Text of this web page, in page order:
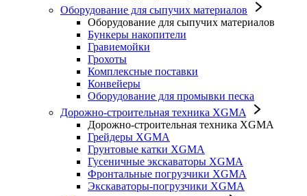
Оборудование для сыпучих материалов
Оборудование для сыпучих материалов
Бункеры накопители
Гравиемойки
Грохоты
Комплексные поставки
Конвейеры
Оборудование для промывки песка
Дорожно-строительная техника XGMA
Дорожно-строительная техника XGMA
Грейдеры XGMA
Грунтовые катки XGMA
Гусеничные экскаваторы XGMA
Фронтальные погрузчики XGMA
Экскаваторы-погрузчики XGMA